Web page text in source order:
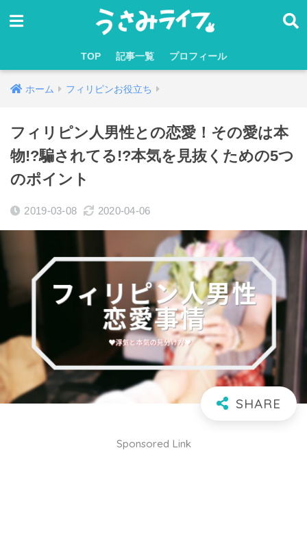
TOP 記事一覧 プロフィール
ホーム フィリピンお役立ち
フィリピン人男性との恋愛！その愛は本
物!?騙されてる!?本気を見抜くための5つ
のポイント
2019-03-08 2020-04-06
Sponsored Link